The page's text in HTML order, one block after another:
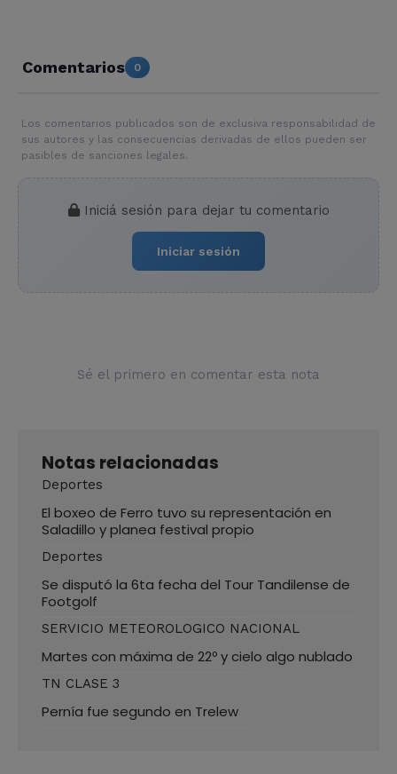
Comentarios 0
Los comentarios publicados son de exclusiva responsabilidad de
sus autores y las consecuencias derivadas de ellos pueden ser
pasibles de sanciones legales.
Iniciá sesión para dejar tu comentario
Iniciar sesión
Sé el primero en comentar esta nota
Notas relacionadas
Deportes
El boxeo de Ferro tuvo su representación en
Saladillo y planea festival propio
Deportes
Se disputó la 6ta fecha del Tour Tandilense de
Footgolf
SERVICIO METEOROLOGICO NACIONAL
Martes con máxima de 22º y cielo algo nublado
TN CLASE 3
Pernía fue segundo en Trelew